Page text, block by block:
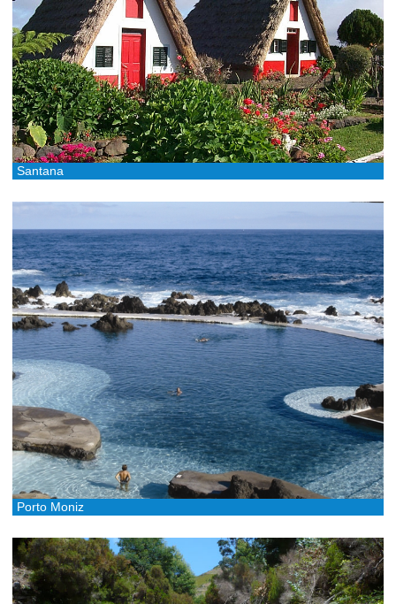
Santana
Porto Moniz